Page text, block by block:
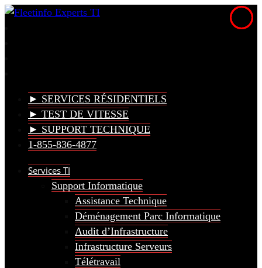
► SERVICES RÉSIDENTIELS
► TEST DE VITESSE
► SUPPORT TECHNIQUE
1-855-836-4877
Services TI
Support Informatique
Assistance Technique
Déménagement Parc Informatique
Audit d’Infrastructure
Infrastructure Serveurs
Télétravail